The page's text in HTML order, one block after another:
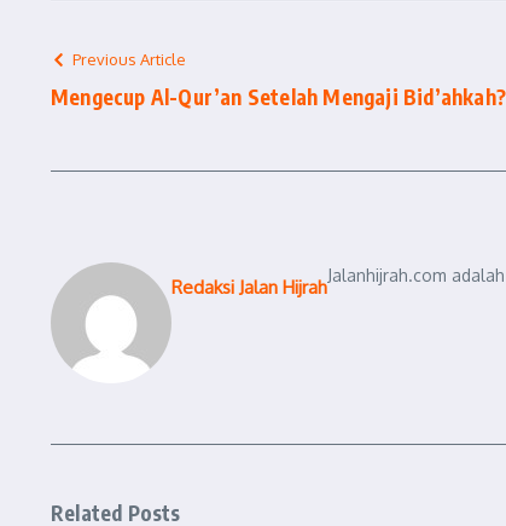
Previous Article
Mengecup Al-Qur’an Setelah Mengaji Bid’ahkah?
Redaksi Jalan Hijrah
Jalanhijrah.com
Related Posts